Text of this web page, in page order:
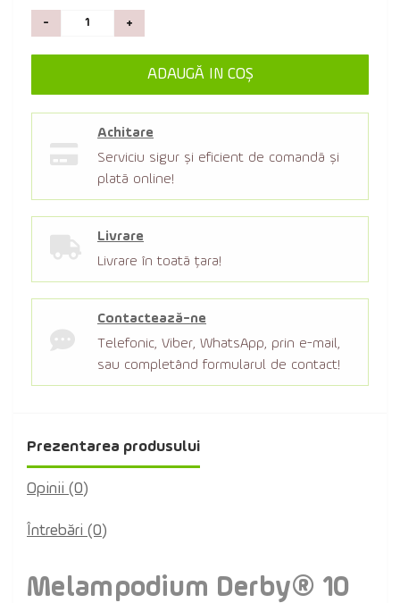
- +
ADAUGĂ IN COŞ
Achitare
Serviciu sigur şi eficient de comandă şi
plată online!
Livrare
Livrare în toată țara!
Contactează-ne
Telefonic, Viber, WhatsApp, prin e-mail,
sau completând formularul de contact!
Prezentarea produsului
Opinii (0)
Întrebări (0)
Melampodium Derby® 10